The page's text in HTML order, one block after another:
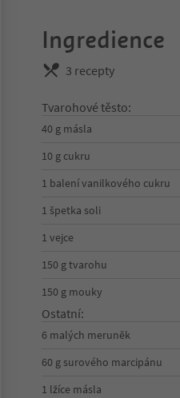
Ingredience
3 recepty
Tvarohové těsto:
40 g másla
10 g cukru
1 balení vanilkového cukru
1 špetka soli
1 vejce
150 g tvarohu
150 g mouky
Ostatní:
6 malých meruněk
60 g surového marcipánu
1 lžíce másla